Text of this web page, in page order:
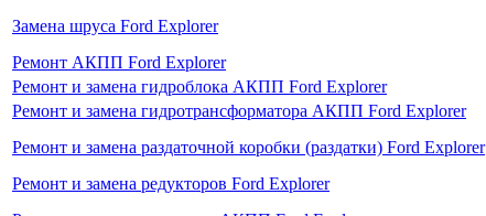
Замена шруса Ford Explorer
Ремонт АКПП Ford Explorer
Ремонт и замена гидроблока АКПП Ford Explorer
Ремонт и замена гидротрансформатора АКПП Ford Explorer
Ремонт и замена раздаточной коробки (раздатки) Ford Explorer
Ремонт и замена редукторов Ford Explorer